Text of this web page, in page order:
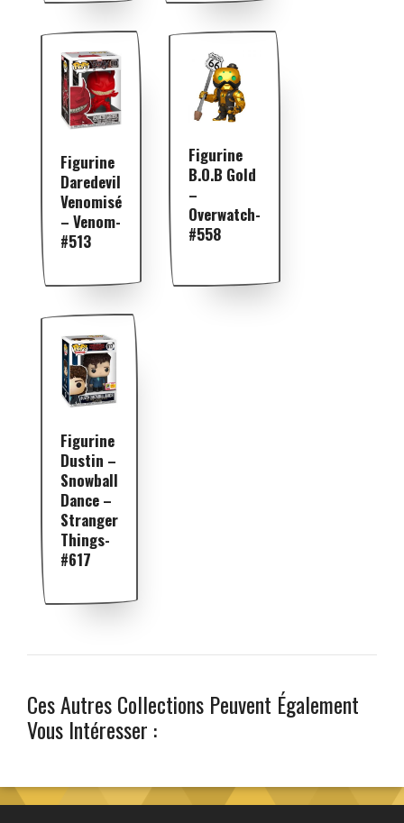
Figurine
Daredevil
Venomisé
– Venom-
#513
Figurine
B.O.B Gold
–
Overwatch-
#558
Figurine
Dustin –
Snowball
Dance –
Stranger
Things-
#617
Ces Autres Collections Peuvent Également
Vous Intéresser :